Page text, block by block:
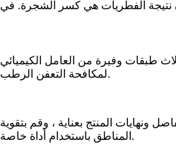
طبقات وفيرة من العامل الكيميائي
لمكافحة التعفن الرطب.
ونهايات المنتج بعناية ، وقم بتقوية
المناطق باستخدام أداة خاصة.